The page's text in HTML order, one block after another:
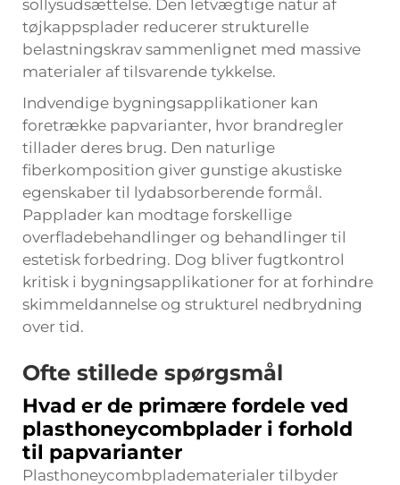
sollysudsættelse. Den letvægtige natur af
tøjkappsplader reducerer strukturelle
belastningskrav sammenlignet med massive
materialer af tilsvarende tykkelse.
Indvendige bygningsapplikationer kan
foretrække papvarianter, hvor brandregler
tillader deres brug. Den naturlige
fiberkomposition giver gunstige akustiske
egenskaber til lydabsorberende formål.
Papplader kan modtage forskellige
overfladebehandlinger og behandlinger til
estetisk forbedring. Dog bliver fugtkontrol
kritisk i bygningsapplikationer for at forhindre
skimmeldannelse og strukturel nedbrydning
over tid.
Ofte stillede spørgsmål
Hvad er de primære fordele ved
plasthoneycombplader i forhold
til papvarianter
Plasthoneycombpladematerialer tilbyder